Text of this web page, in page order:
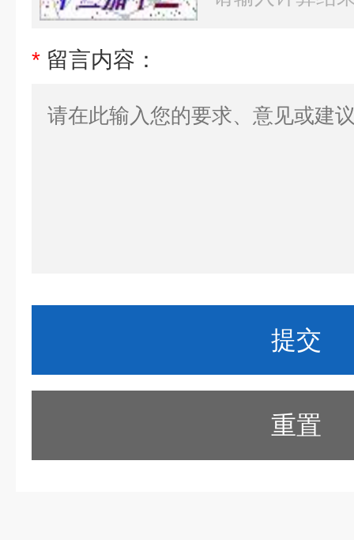
* 留言内容：
重置